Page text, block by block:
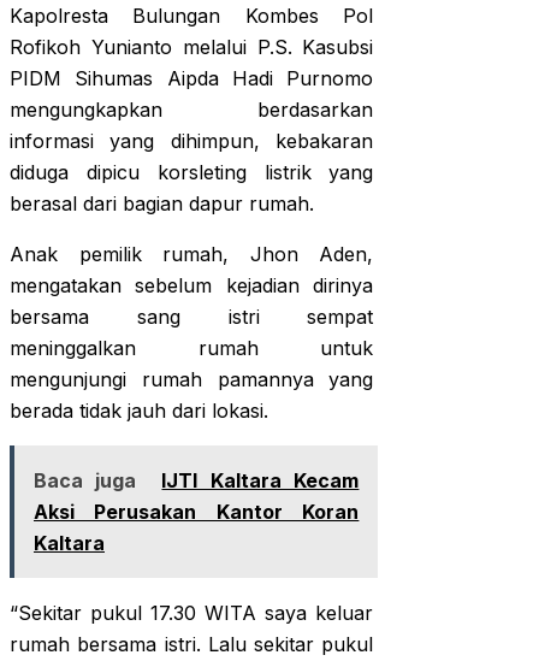
Kapolresta Bulungan Kombes Pol
Rofikoh Yunianto melalui P.S. Kasubsi
PIDM Sihumas Aipda Hadi Purnomo
mengungkapkan berdasarkan
informasi yang dihimpun, kebakaran
diduga dipicu korsleting listrik yang
berasal dari bagian dapur rumah.
Anak pemilik rumah, Jhon Aden,
mengatakan sebelum kejadian dirinya
bersama sang istri sempat
meninggalkan rumah untuk
mengunjungi rumah pamannya yang
berada tidak jauh dari lokasi.
Baca juga
IJTI Kaltara Kecam
Aksi Perusakan Kantor Koran
Kaltara
“Sekitar pukul 17.30 WITA saya keluar
rumah bersama istri. Lalu sekitar pukul